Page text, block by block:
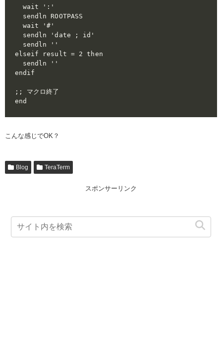
  wait ':'
  sendln ROOTPASS
  wait '#'
  sendln 'date ; id'
  sendln ''
elseif result = 2 then
  sendln ''
endif
;; マクロ終了
end
こんな感じでOK？
Blog TeraTerm
スポンサーリンク